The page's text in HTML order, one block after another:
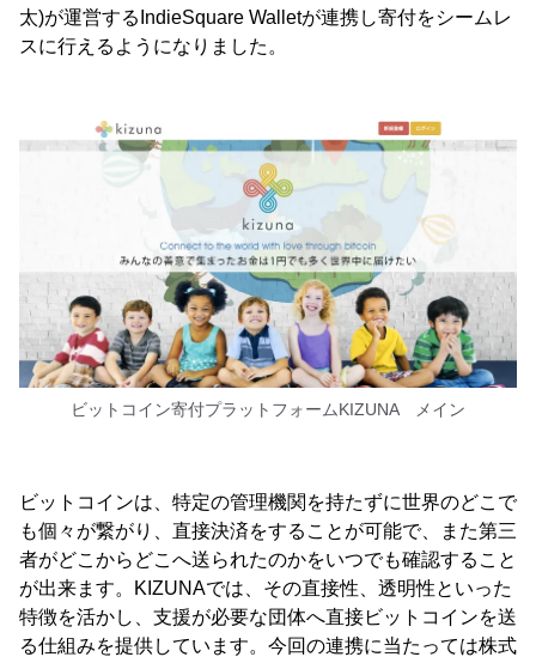
太)が運営するIndieSquare Walletが連携し寄付をシームレ
スに行えるようになりました。
ビットコイン寄付プラットフォームKIZUNA メイン
ビットコインは、特定の管理機関を持たずに世界のどこで
も個々が繋がり、直接決済をすることが可能で、また第三
者がどこからどこへ送られたのかをいつでも確認すること
が出来ます。KIZUNAでは、その直接性、透明性といった
特徴を活かし、支援が必要な団体へ直接ビットコインを送
る仕組みを提供しています。今回の連携に当たっては株式